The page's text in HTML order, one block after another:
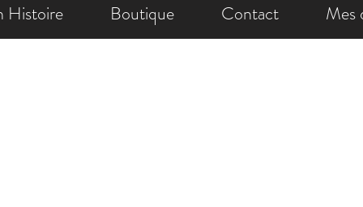
Histoire Boutique Contact Mes